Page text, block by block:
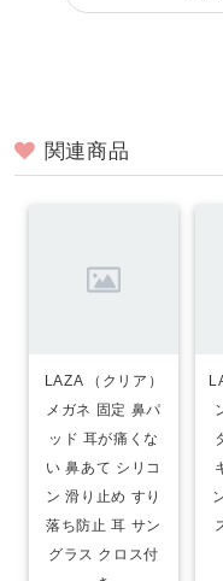
関連商品
LAZA （クリア）
メガネ 固定 鼻パ
ッド 耳が痛くな
い 鼻あて シリコ
ン 滑り止め すり
落ち防止 耳 サン
グラス クロス付